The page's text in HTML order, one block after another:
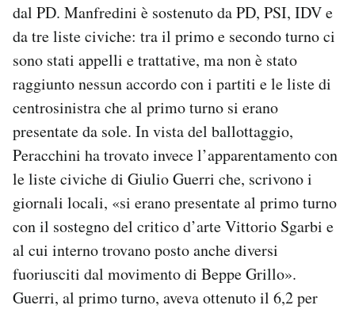
dal PD. Manfredini è sostenuto da PD, PSI, IDV e
da tre liste civiche: tra il primo e secondo turno ci
sono stati appelli e trattative, ma non è stato
raggiunto nessun accordo con i partiti e le liste di
centrosinistra che al primo turno si erano
presentate da sole. In vista del ballottaggio,
Peracchini ha trovato invece l’apparentamento con
le liste civiche di Giulio Guerri che, scrivono i
giornali locali, «si erano presentate al primo turno
con il sostegno del critico d’arte Vittorio Sgarbi e
al cui interno trovano posto anche diversi
fuoriusciti dal movimento di Beppe Grillo».
Guerri, al primo turno, aveva ottenuto il 6,2 per